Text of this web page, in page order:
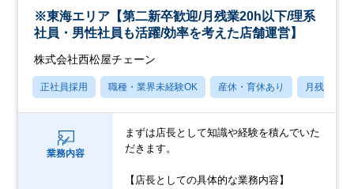
※東海エリア【第二新卒歓迎/月残業20h以下/理系
社員・男性社員も活躍/効率を考えた店舗運営】
株式会社西松屋チェーン
正社員採用 職種・業界未経験OK 産休・育休あり 月残業20
業務内容
まずは店長として知識や経験を積んでいた
だきます。
【店長としての具体的な業務内容】